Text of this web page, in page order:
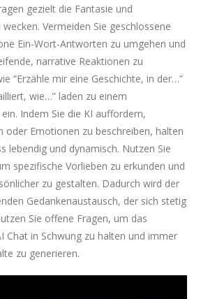
gezielt die Fantasie und
Vermeiden Sie geschlossene
Ein-Wort-Antworten zu umgehen und
narrative Reaktionen zu
“Erzähle mir eine Geschichte, in der…”
wie…” laden zu einem
Indem Sie die KI auffordern,
oder Emotionen zu beschreiben, halten
lebendig und dynamisch. Nutzen Sie
spezifische Vorlieben zu erkunden und
zu gestalten. Dadurch wird der
Gedankenaustausch, der sich stetig
Sie offene Fragen, um das
Chat in Schwung zu halten und immer
zu generieren.